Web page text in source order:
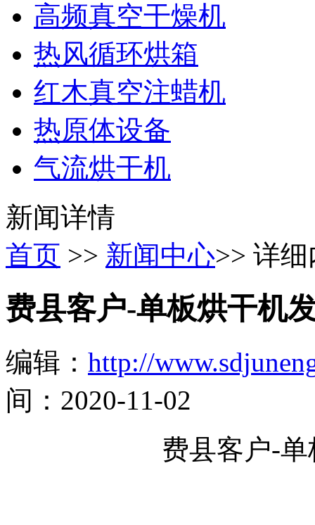
高频真空干燥机
热风循环烘箱
红木真空注蜡机
热原体设备
气流烘干机
新闻详情
首页 >> 新闻中心>> 详
费县客户-单板烘干机
编辑： http://
间：2020-11-02
费县客户-